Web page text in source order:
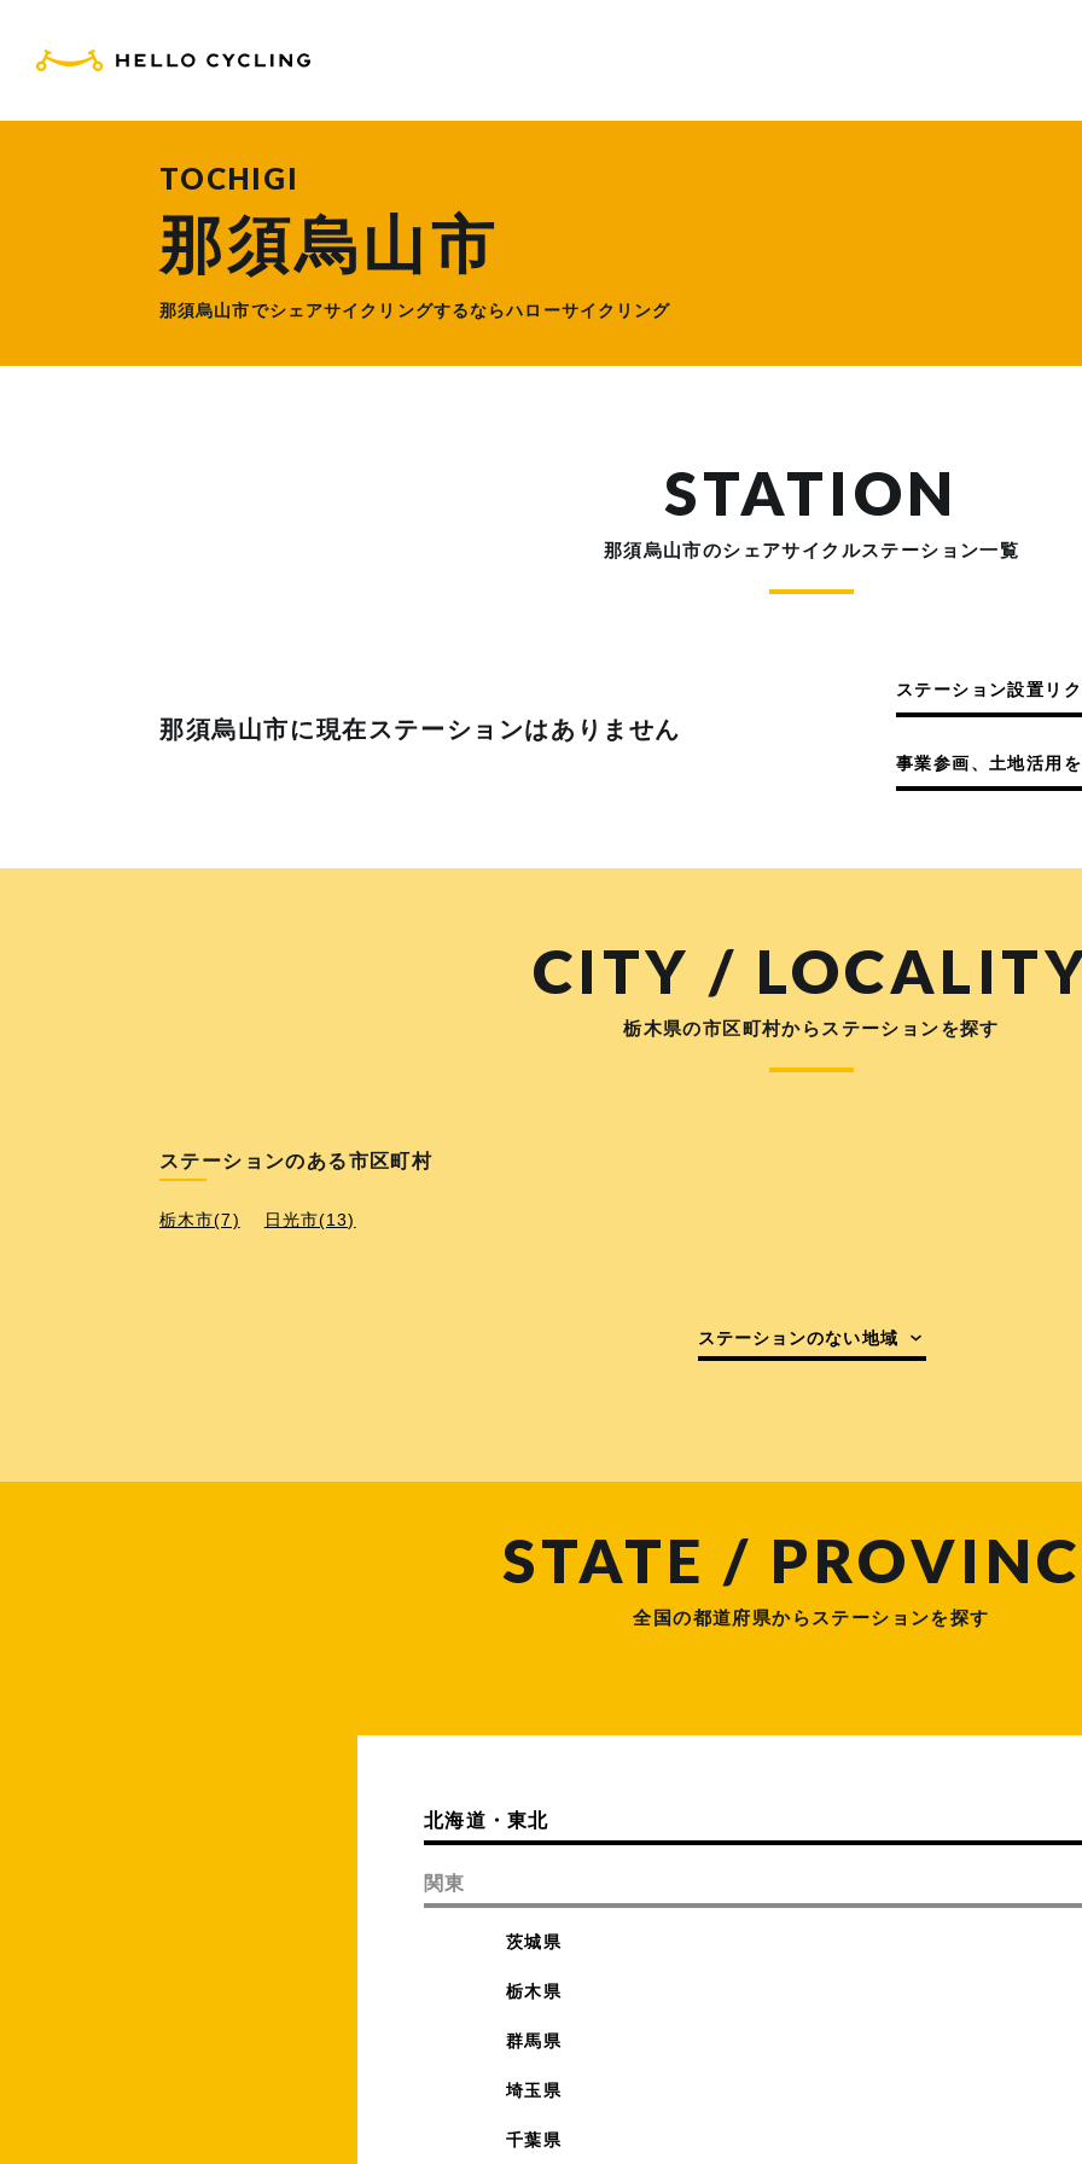
TOCHIGI
那須烏山市
那須烏山市でシェアサイクリングするならハローサイクリング
STATION
那須烏山市のシェアサイクルステーション一覧
那須烏山市に現在ステーションはありません
ステーション設置リ
事業参画、土地活用
CITY /
栃木県の市区町村からステーションを探す
ステーションのある市区町村
栃木市(7) 日光市(13)
ステーションのない地域
STATE /
全国の都道府県からステーションを探す
北海道・東北
関東
茨城県
栃木県
群馬県
埼玉県
千葉県